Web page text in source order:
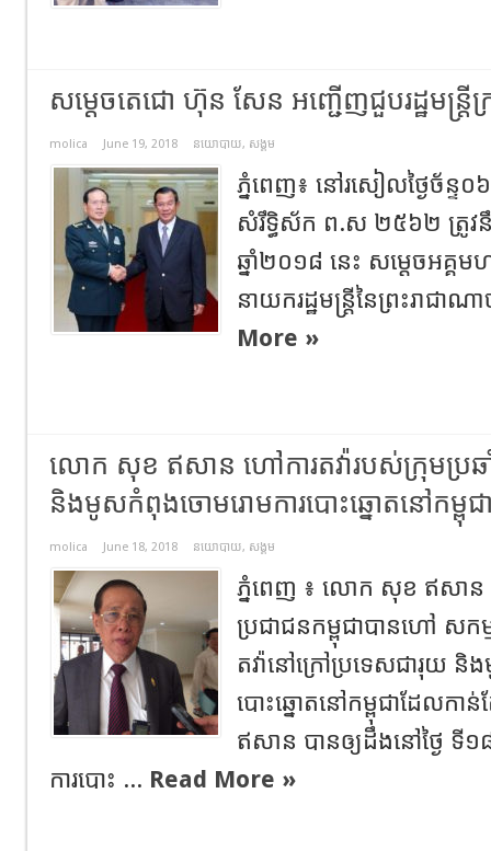
សម្តេចតេជោ ហ៊ុន សែន អញ្ជើញជួបរដ្ឋមន្រ្តី
molica June 19, 2018 នយោបាយ, សង្គម
ភ្នំពេញ៖ នៅរសៀលថ្ងៃច័ន្ទ០
សំរឹទ្ធិស័ក ព.ស ២៥៦២ ត្រូវនឹ
ឆ្នាំ២០១៨ នេះ សម្តេចអគ្
នាយករដ្ឋមន្ត្រីនៃព្រះរាជាណ
More »
លោក សុខ ឥសាន ហៅការតវ៉ារបស់ក្រុមប្រឆ
និងមូសកំពុងចោមរោមការបោះឆ្នោតនៅកម្ពុជ
molica June 18, 2018 នយោបាយ, សង្គម
ភ្នំពេញ ៖ លោក សុខ ឥសាន
ប្រជាជនកម្ពុជាបានហៅ សក
តវ៉ានៅក្រៅប្រទេសជារុយ និ
បោះឆ្នោតនៅកម្ពុជាដែល
ឥសាន បានឲ្យដឹងនៅថ្ងៃ ទី
ការបោះ ... Read More »